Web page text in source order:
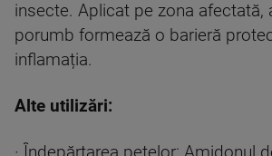
insecte. Aplicat pe zona afectată,
porumb formează o barieră
inflamația.
Alte utilizări: